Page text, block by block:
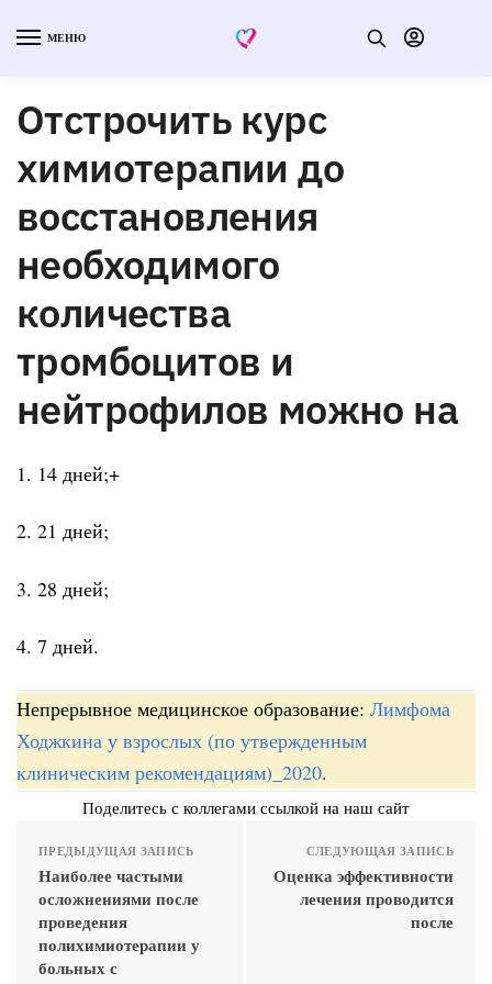
МЕНЮ
Отстрочить курс
химиотерапии до
восстановления
необходимого
количества
тромбоцитов и
нейтрофилов можно на
1. 14 дней;+
2. 21 дней;
3. 28 дней;
4. 7 дней.
Непрерывное медицинское образование: Лимфома
Ходжкина у взрослых (по утвержденным
клиническим рекомендациям)_2020.
Поделитесь с коллегами ссылкой на наш сайт
ПРЕДЫДУЩАЯ ЗАПИСЬ
Наиболее частыми
осложнениями после
проведения
полихимиотерапии у
больных с
СЛЕДУЮЩАЯ ЗАПИСЬ
Оценка эффективности
лечения проводится
после